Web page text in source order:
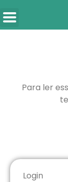
Para ler
Login